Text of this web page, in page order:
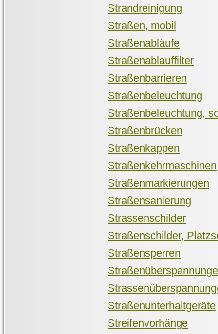
Strandreinigung
Straßen, mobil
Straßenabläufe
Straßenablauffilter
Straßenbarrieren
Straßenbeleuchtung
Straßenbeleuchtung,
Straßenbrücken
Straßenkappen
Straßenkehrmaschinen
Straßenmarkierungen
Straßensanierung
Strassenschilder
Straßenschilder,
Straßensperren
Straßenunterhaltgeräte
Streifenvorhänge